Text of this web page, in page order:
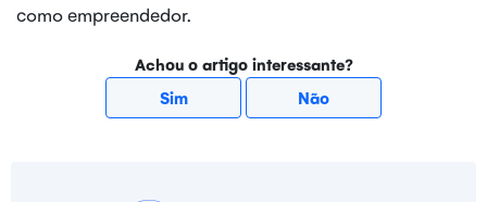
como empreendedor.
Achou o artigo interessante?
Sim
Não